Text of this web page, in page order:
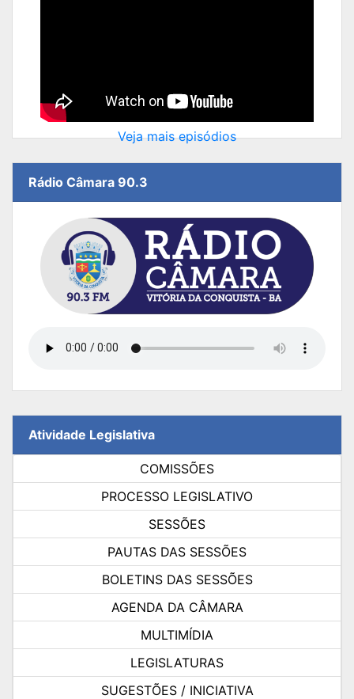
Veja mais episódios
Rádio Câmara 90.3
Atividade Legislativa
COMISSÕES
PROCESSO LEGISLATIVO
SESSÕES
PAUTAS DAS SESSÕES
BOLETINS DAS SESSÕES
AGENDA DA CÂMARA
MULTIMÍDIA
LEGISLATURAS
SUGESTÕES / INICIATIVA